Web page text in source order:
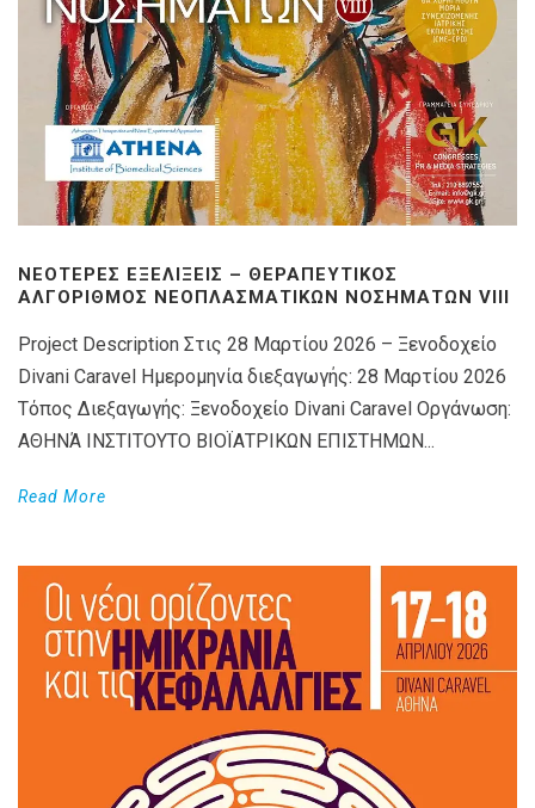
ΝΕΌΤΕΡΕΣ ΕΞΕΛΊΞΕΙΣ – ΘΕΡΑΠΕΥΤΙΚΌΣ
ΑΛΓΌΡΙΘΜΟΣ ΝΕΟΠΛΑΣΜΑΤΙΚΏΝ ΝΟΣΗΜΆΤΩΝ VIIΙ
Project Description Στις 28 Μαρτίου 2026 – Ξενοδοχείο
Divani Caravel Ημερομηνία διεξαγωγής: 28 Μαρτίου 2026
Τόπος Διεξαγωγής: Ξενοδοχείο Divani Caravel Οργάνωση:
ΑΘΗΝΆ ΙΝΣΤΙΤΟΥΤΟ ΒΙΟΪΑΤΡΙΚΩΝ ΕΠΙΣΤΗΜΩΝ...
Read More